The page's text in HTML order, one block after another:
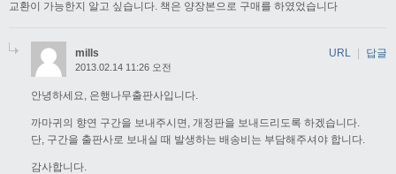
교환이 가능한지 알고 싶습니다. 책은 양장본으로 구매를 하였었습니다
mills
2013.02.14 11:26 오전
안녕하세요, 은행나무출판사입니다.
까마귀의 향연 구간을 보내주시면, 개정판을 보내드리도록 하겠습니다.
단, 구간을 출판사로 보내실 때 발생하는 배송비는 부담해주셔야 합니다.
감사합니다.
URL | 답글